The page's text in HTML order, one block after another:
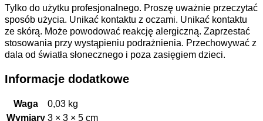
Tylko do użytku profesjonalnego. Proszę uważnie przeczytać
sposób użycia. Unikać kontaktu z oczami. Unikać kontaktu
ze skórą. Może powodować reakcję alergiczną. Zaprzestać
stosowania przy wystąpieniu podrażnienia. Przechowywać z
dala od światła słonecznego i poza zasięgiem dzieci.
Informacje dodatkowe
Waga
0,03 kg
Wymiary 3 × 3 × 5 cm